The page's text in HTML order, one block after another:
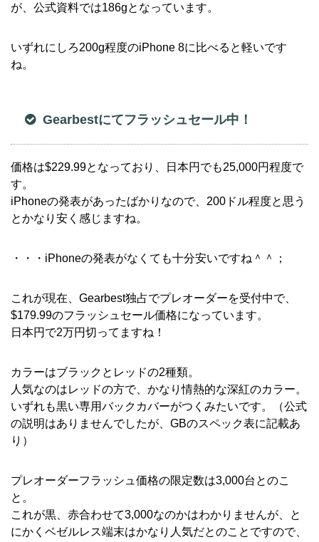
が、公式資料では186gとなっています。
いずれにしろ200g程度のiPhone 8に比べると軽いです
ね。
Gearbestにてフラッシュセール中！
価格は$229.99となっており、日本円でも25,000円程度で
す。
iPhoneの発表があったばかりなので、200ドル程度と思う
とかなり安く感じますね。
・・・iPhoneの発表がなくても十分安いですね＾＾；
これが現在、Gearbest独占でプレオーダーを受付中で、
$179.99のフラッシュセール価格になっています。
日本円で2万円切ってますね！
カラーはブラックとレッドの2種類。
人気なのはレッドの方で、かなり情熱的な深紅のカラー。
いずれも黒い専用バックカバーがつくみたいです。（公式
の説明はありませんでしたが、GBのスペック表に記載あ
り）
プレオーダーフラッシュ価格の限定数は3,000台とのこ
と。
これが黒、赤合わせて3,000なのかはわかりませんが、と
にかくベゼルレス端末はかなり人気だとのことですので、